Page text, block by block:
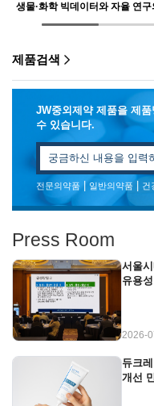
생물·화학 빅데이터와 자율 연
제품검색
JW중외제약 제품을 제
수 있습니다.
전문의약품 일반의약품 건
Press Room
서울
유용
2026-
듀크
개선